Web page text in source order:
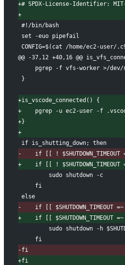
+# SPDX-License-Identifier:
+
#!/bin/bash
set -euo pipefail
CONFIG=$(cat /home/ec2-
@@ -37,12 +40,16 @@
pgrep -f vfs-worker >/dev/
}
+is_vscode_connected() {
+
pgrep -u ec2-user -f
+}
+
if is_shutting_down; then
-
if [[ ! $SHUTDOWN_TIMEOUT
+
if [[ ! $SHUTDOWN_TIMEOUT
        sudo shutdown -c
    fi
else
-
if [[ $SHUTDOWN_TIMEOUT
+
if [[ $SHUTDOWN_TIMEOUT
sudo shutdown -h
    fi
-fi
+fi